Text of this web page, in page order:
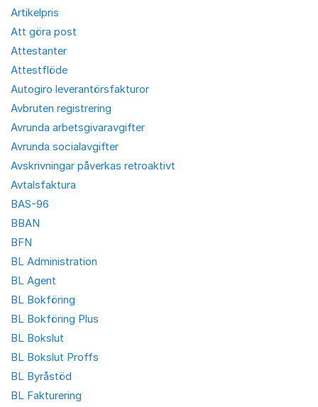
Artikelpris
Att göra post
Attestanter
Attestflöde
Autogiro leverantörsfakturor
Avbruten registrering
Avrunda arbetsgivaravgifter
Avrunda socialavgifter
Avskrivningar påverkas retroaktivt
Avtalsfaktura
BAS-96
BBAN
BFN
BL Administration
BL Agent
BL Bokföring
BL Bokföring Plus
BL Bokslut
BL Bokslut Proffs
BL Byråstöd
BL Fakturering